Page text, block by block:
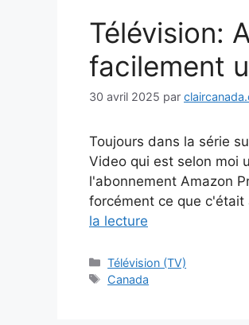
Télévision:
facilement
30 avril 2025 par
Toujours dans la série
Video qui est selon moi
l'abonnement Amazon
forcément ce que c'était
la lecture
Catégories
Télévision (TV)
Étiquettes
Canada